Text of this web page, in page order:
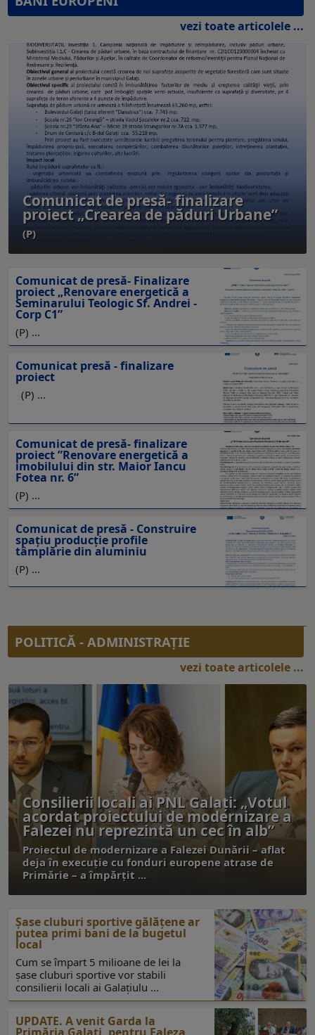
vezi toate articolele ...
Comunicat de presă- finalizare
proiect „Crearea de păduri Urbane”
(P)
Comunicat de presă- Finalizare
proiect „Renovare energetică a
Seminarului Teologic Sf. Andrei -
Corp C1”
(P) ...
Comunicat presă - finalizare
proiect
(P) ...
Comunicat de presă- finalizare
proiect ”Renovare energetică a
imobilului din str. Maior Iancu
Fotea nr. 6”
(P) ...
Comunicat de presă - Construire
spațiu producție profile
tâmplărie din aluminiu
(P) ...
POLITICĂ - ADMINISTRAŢIE
vezi toate articolele ...
Consilierii locali ai PNL Galaţi: „Votul
acordat proiectului de modernizare a
Falezei nu reprezintă un cec în alb”
Proiectul de modernizare a Falezei Dunării – aflat
deja în execuţie cu fonduri europene atrase de
Primărie – a împărţit ...
Şase cluburi sportive gălăţene ar
putea primi bani de la bugetul
local
Cum se împart 5 milioane de lei la
şase cluburi sportive vor stabili
consilierii locali ai Galaţiulu ...
UPDATE. A venit Garda la